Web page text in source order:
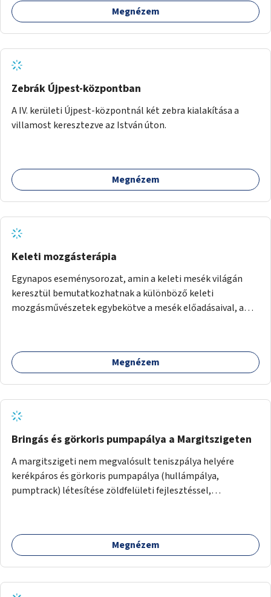
Megnézem
Zebrák Újpest-központban
A IV. kerületi Újpest-központnál két zebra kialakítása a
villamost keresztezve az István úton.
Megnézem
Keleti mozgásterápia
Egynapos eseménysorozat, amin a keleti mesék világán
keresztül bemutatkozhatnak a különböző keleti
mozgásművészetek egybekötve a mesék előadásaival, amik
kipróbálására.
Megnézem
Bringás és görkoris pumpapálya a Margitszigeten
A margitszigeti nem megvalósult teniszpálya helyére
kerékpáros és görkoris pumpapálya (hullámpálya,
pumptrack) létesítése zöldfelületi fejlesztéssel,
Megnézem